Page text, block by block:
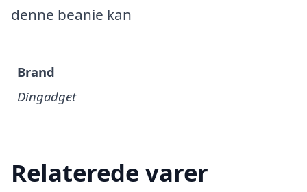
denne beanie kan
Brand
Dingadget
Relaterede varer